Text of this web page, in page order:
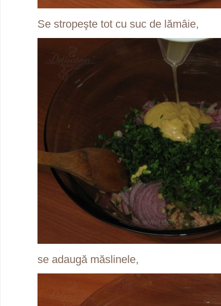
Se stropeşte tot cu suc de lămâie,
se adaugă măslinele,